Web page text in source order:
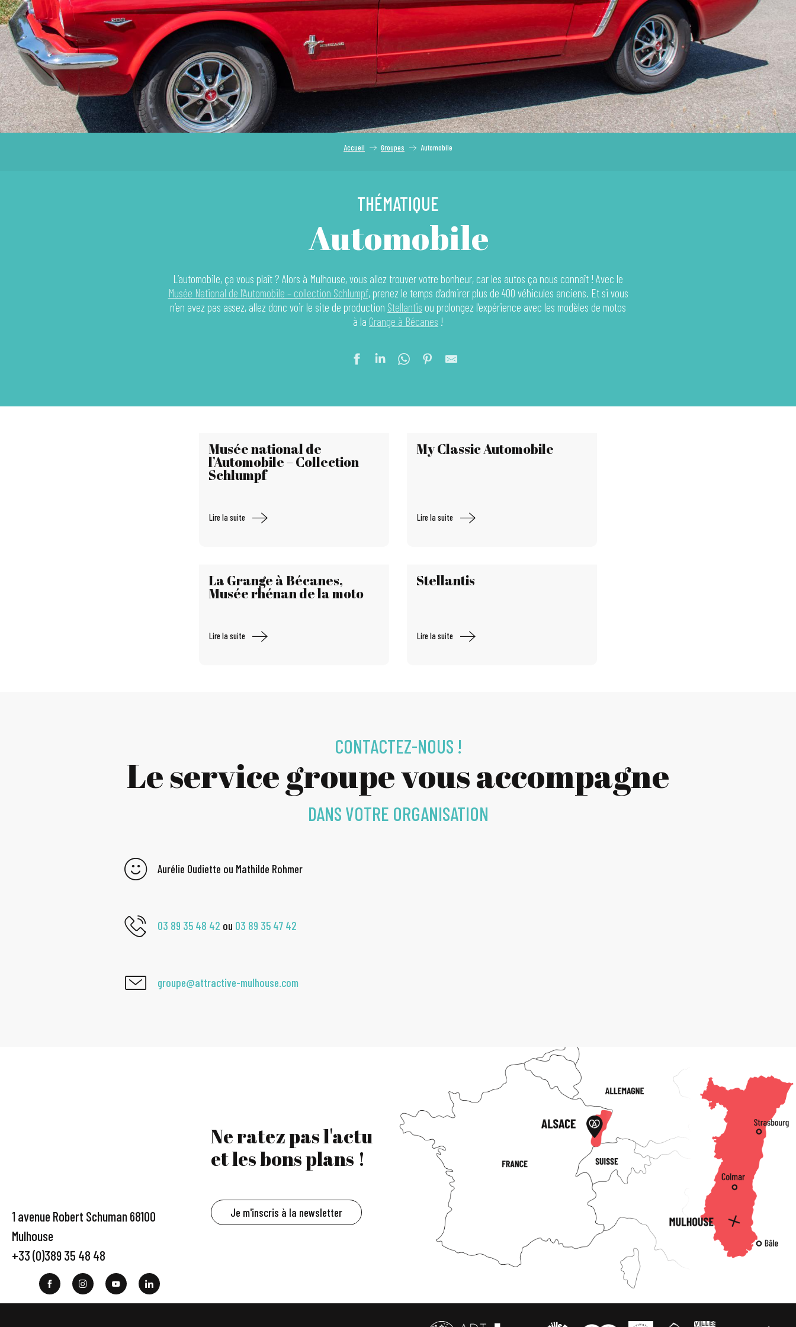
Accueil Groupes Automobile
THÉMATIQUE
Automobile
L’automobile, ça vous plaît ? Alors à Mulhouse, vous allez trouver votre bonheur, car les autos ça nous connaît ! Avec le
Musée National de l’Automobile – collection Schlumpf, prenez le temps d’admirer plus de 400 véhicules anciens. Et si vous
n’en avez pas assez, allez donc voir le site de production Stellantis ou prolongez l’expérience avec les modèles de motos
à la Grange à Bécanes !
Musée national de
l’Automobile – Collection
Schlumpf
Lire la suite
My Classic Automobile
Lire la suite
La Grange à Bécanes,
Musée rhénan de la moto
Lire la suite
Stellantis
Lire la suite
CONTACTEZ-NOUS !
Le service groupe vous accompagne
DANS VOTRE ORGANISATION
Aurélie Oudiette ou Mathilde Rohmer
03 89 35 48 42 ou 03 89 35 47 42
groupe@attractive-mulhouse.com
1 avenue Robert Schuman 68100
Mulhouse
+33 (0)389 35 48 48
Ne ratez pas l'actu
et les bons plans !
Je m'inscris à la newsletter